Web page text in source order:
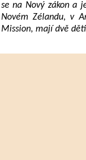
se na Nový zákon a
Novém Zélandu, v
Mission, mají dvě